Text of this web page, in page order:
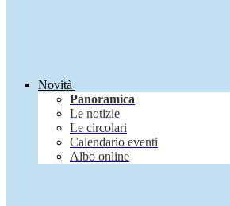
Novità
Panoramica
Le notizie
Le circolari
Calendario eventi
Albo online